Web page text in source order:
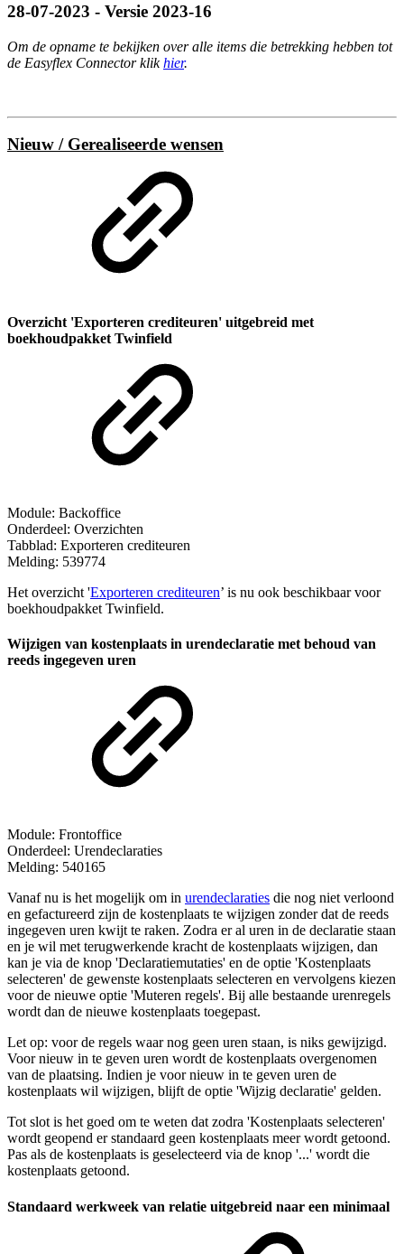
28-07-2023 - Versie 2023-16
Om de opname te bekijken over alle items die betrekking hebben tot
de Easyflex Connector klik hier.
Nieuw / Gerealiseerde wensen
Overzicht 'Exporteren crediteuren' uitgebreid met
boekhoudpakket Twinfield
Module: Backoffice
Onderdeel: Overzichten
Tabblad: Exporteren crediteuren
Melding: 539774
Het overzicht 'Exporteren crediteuren’ is nu ook beschikbaar voor
boekhoudpakket Twinfield.
Wijzigen van kostenplaats in urendeclaratie met behoud van
reeds ingegeven uren
Module: Frontoffice
Onderdeel: Urendeclaraties
Melding: 540165
Vanaf nu is het mogelijk om in urendeclaraties die nog niet verloond
en gefactureerd zijn de kostenplaats te wijzigen zonder dat de reeds
ingegeven uren kwijt te raken. Zodra er al uren in de declaratie staan
en je wil met terugwerkende kracht de kostenplaats wijzigen, dan
kan je via de knop 'Declaratiemutaties' en de optie 'Kostenplaats
selecteren' de gewenste kostenplaats selecteren en vervolgens kiezen
voor de nieuwe optie 'Muteren regels'. Bij alle bestaande urenregels
wordt dan de nieuwe kostenplaats toegepast.
Let op: voor de regels waar nog geen uren staan, is niks gewijzigd.
Voor nieuw in te geven uren wordt de kostenplaats overgenomen
van de plaatsing. Indien je voor nieuw in te geven uren de
kostenplaats wil wijzigen, blijft de optie 'Wijzig declaratie' gelden.
Tot slot is het goed om te weten dat zodra 'Kostenplaats selecteren'
wordt geopend er standaard geen kostenplaats meer wordt getoond.
Pas als de kostenplaats is geselecteerd via de knop '...' wordt die
kostenplaats getoond.
Standaard werkweek van relatie uitgebreid naar een minimaal